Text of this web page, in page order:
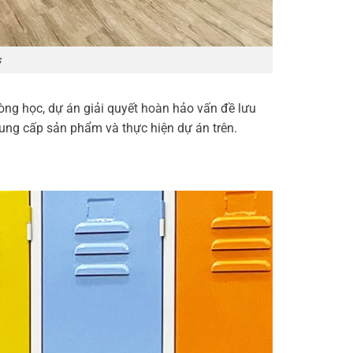
học, dự án giải quyết hoàn hảo vấn đề lưu
cấp sản phẩm và thực hiện dự án trên.